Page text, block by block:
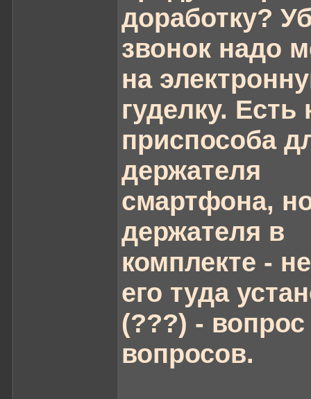
доработку?
звонок надо
на
гуделку. Есть
приспособа
держателя
смартфона,
держателя в
комплекте -
его туда
(???) - вопрос
вопросов.